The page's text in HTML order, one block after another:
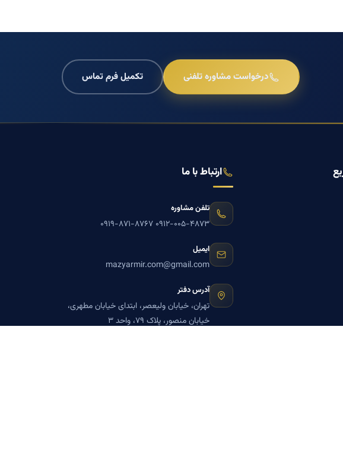
درخواست مشاوره تلفنی تکمیل فرم تماس
ارتباط با ما
تلفن مشاوره
۰۹۱۲-۰۰۵-۴۸۷۳ ۰۹۱۹-۸۷۱-۸۷۶۷
ایمیل
mazyarmir.com@gmail.com
آدرس دفتر
تهران، خیابان ولیعصر، ابتدای خیابان مطهری،
خیابان منصور، پلاک ۷۹، واحد ۳